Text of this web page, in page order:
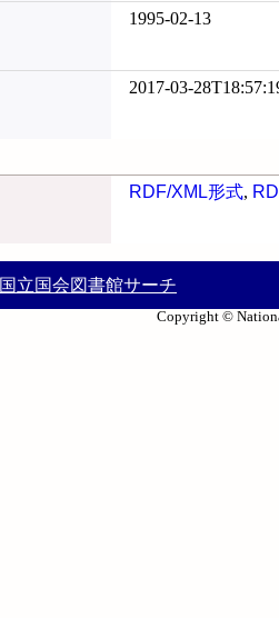
1995-02-13
2017-03-
RDF/XML形式,
国立国会図書館サーチ
Copyright ©